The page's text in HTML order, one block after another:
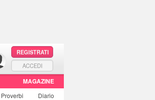
REGISTRATI
ACCEDI
MAGAZINE
Proverbi
Diario